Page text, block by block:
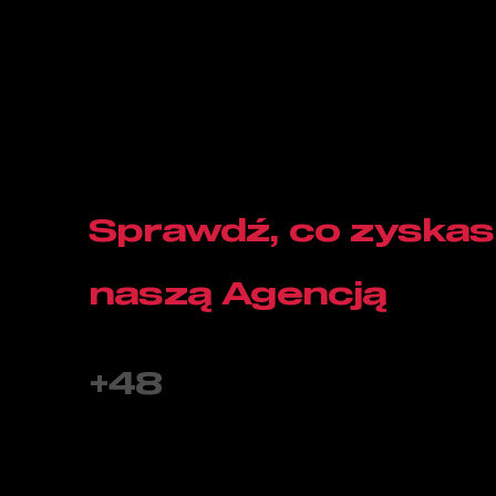
Sprawdź, co
naszą Agencją
+48